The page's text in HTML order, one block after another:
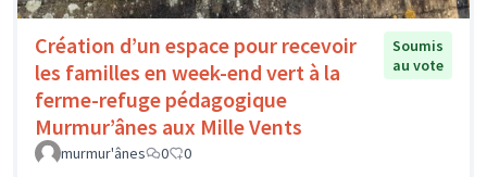
Création d’un espace pour recevoir
les familles en week-end vert à la
ferme-refuge pédagogique
Murmur’ânes aux Mille Vents
Soumis
au vote
murmur'ânes 0 0